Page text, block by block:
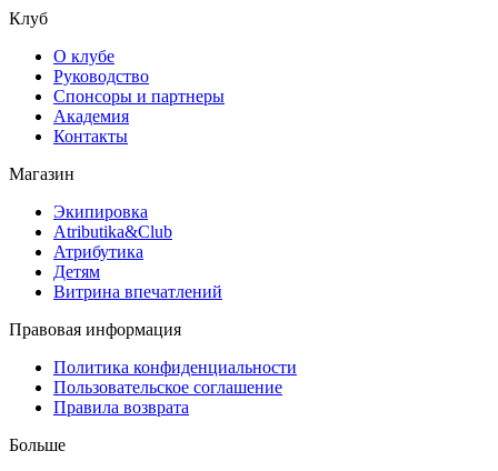
Клуб
О клубе
Руководство
Спонсоры и партнеры
Академия
Контакты
Магазин
Экипировка
Atributika&Club
Атрибутика
Детям
Витрина впечатлений
Правовая информация
Политика конфиденциальности
Пользовательское соглашение
Правила возврата
Больше